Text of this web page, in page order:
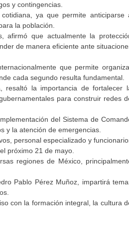
y contingencias.
ya que permite anticiparse
la población.
afirmó que actualmente la
de manera eficiente ante
que permite
cada segundo resulta fundamental.
resaltó la importancia de fortalecer
para construir redes
del Sistema de
y la atención de emergencias.
personal especializado y
próximo 21 de mayo.
regiones de México,
Pablo Pérez Muñoz, impartirá
con la formación integral, la cultura